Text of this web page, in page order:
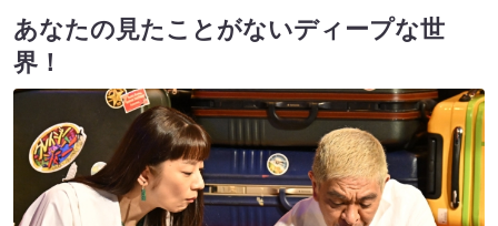
あなたの見たことがないディープな世
界！